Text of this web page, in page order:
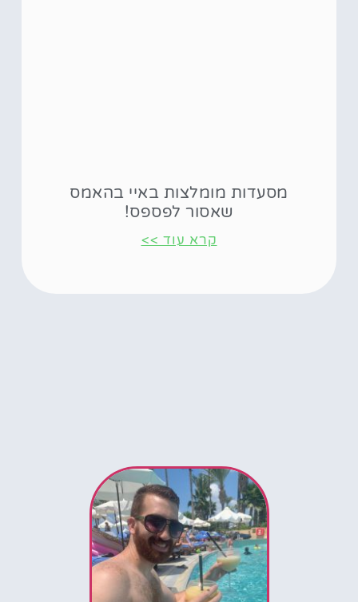
מסעדות מומלצות באיי בהאמס
שאסור לפספס!
קרא עוד >>